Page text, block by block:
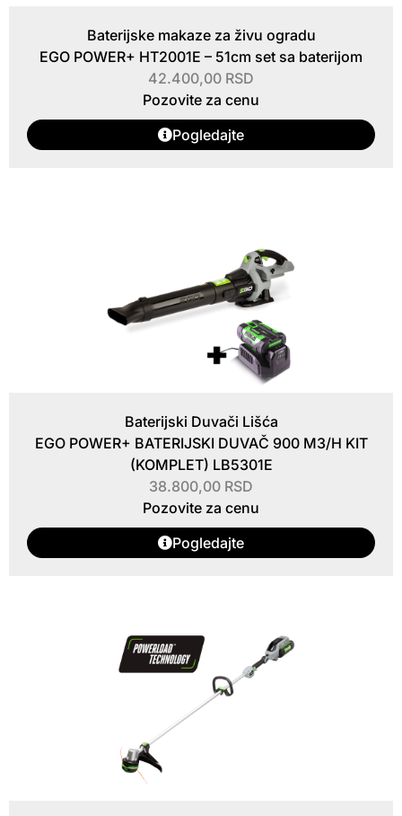
Baterijske makaze za živu ogradu
EGO POWER+ HT2001E – 51cm set sa baterijom
42.400,00 RSD
Pozovite za cenu
Pogledajte
Baterijski Duvači Lišća
EGO POWER+ BATERIJSKI DUVAČ 900 M3/H KIT
(KOMPLET) LB5301E
38.800,00 RSD
Pozovite za cenu
Pogledajte